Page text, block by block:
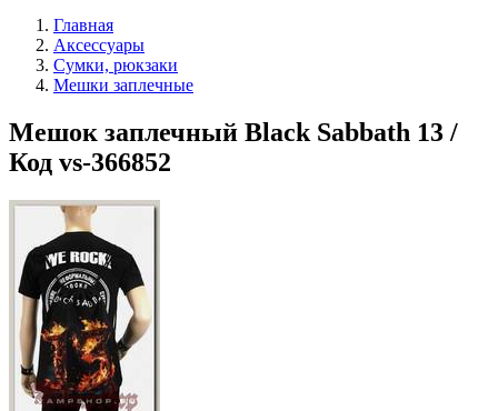
Главная
Аксессуары
Сумки, рюкзаки
Мешки заплечные
Мешок заплечный Black Sabbath 13 /
Код vs-366852